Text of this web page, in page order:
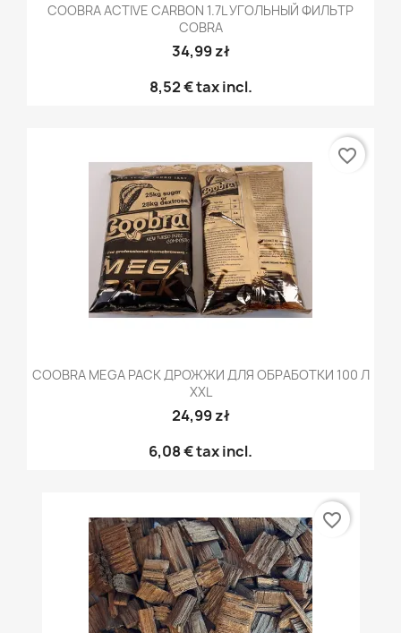
COOBRA ACTIVE CARBON 1.7L УГОЛЬНЫЙ ФИЛЬТР
COBRA
34,99 zł
8,52 €tax incl.
COOBRA MEGA PACK ДРОЖЖИ ДЛЯ ОБРАБОТКИ 100 Л
XXL
24,99 zł
6,08 €tax incl.
favorite_border
favorite_border